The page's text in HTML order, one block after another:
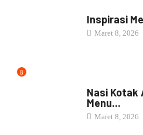
Inspirasi
Maret 8, 2026
8
Nasi Kotak
Menu...
Maret 8, 2026